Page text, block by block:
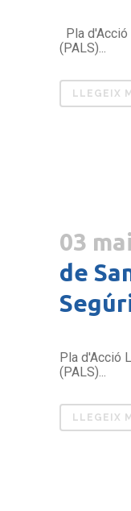
Pla
(PALS)...
LLEGEIX
03
de
Pla d'Acció
(PALS)...
LLEGEIX